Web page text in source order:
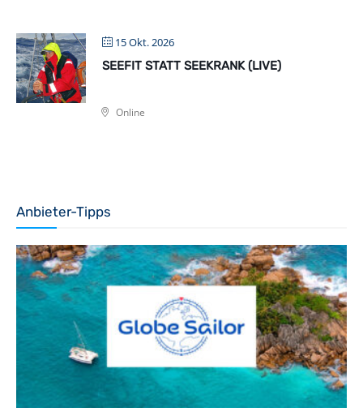
15 Okt. 2026
SEEFIT STATT SEEKRANK (LIVE)
Online
Anbieter-Tipps